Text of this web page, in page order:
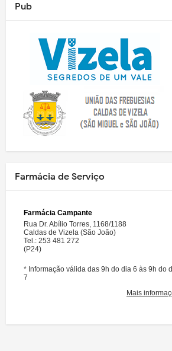
Pub
Farmácia de Serviço